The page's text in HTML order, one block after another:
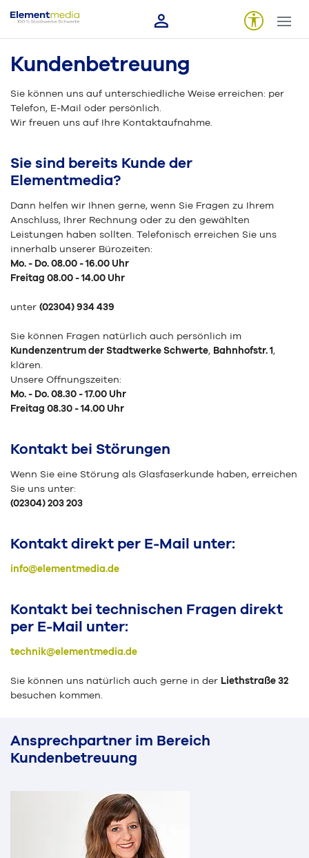
Kundenbetreuung
Sie können uns auf unterschiedliche Weise erreichen: per
Telefon, E-Mail oder persönlich.
Wir freuen uns auf Ihre Kontaktaufnahme.
Sie sind bereits Kunde der
Elementmedia?
Dann helfen wir Ihnen gerne, wenn Sie Fragen zu Ihrem
Anschluss, Ihrer Rechnung oder zu den gewählten
Leistungen haben sollten. Telefonisch erreichen Sie uns
innerhalb unserer Bürozeiten:
Mo. - Do. 08.00 - 16.00 Uhr
Freitag 08.00 - 14.00 Uhr
unter (02304) 934 439
Sie können Fragen natürlich auch persönlich im
Kundenzentrum der Stadtwerke Schwerte, Bahnhofstr. 1 ,
klären.
Unsere Offnungszeiten:
Mo. - Do. 08.30 - 17.00 Uhr
Freitag 08.30 - 14.00 Uhr
Kontakt bei Störungen
Wenn Sie eine Störung als Glasfaserkunde haben, erreichen
Sie uns unter:
(02304) 203 203
Kontakt direkt per E-Mail unter:
info@elementmedia.de
Kontakt bei technischen Fragen direkt
per E-Mail unter:
technik@elementmedia.de
Sie können uns natürlich auch gerne in der Liethstraße 32
besuchen kommen.
Ansprechpartner im Bereich
Kundenbetreuung